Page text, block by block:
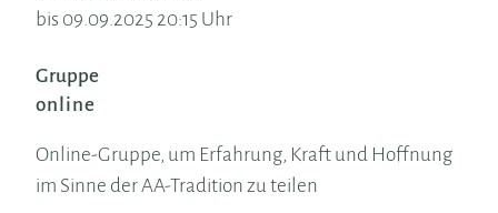
bis 09.09.2025 20:15 Uhr
Gruppe
online
Online-Gruppe, um Erfahrung, Kraft und Hoffnung
im Sinne der AA-Tradition zu teilen